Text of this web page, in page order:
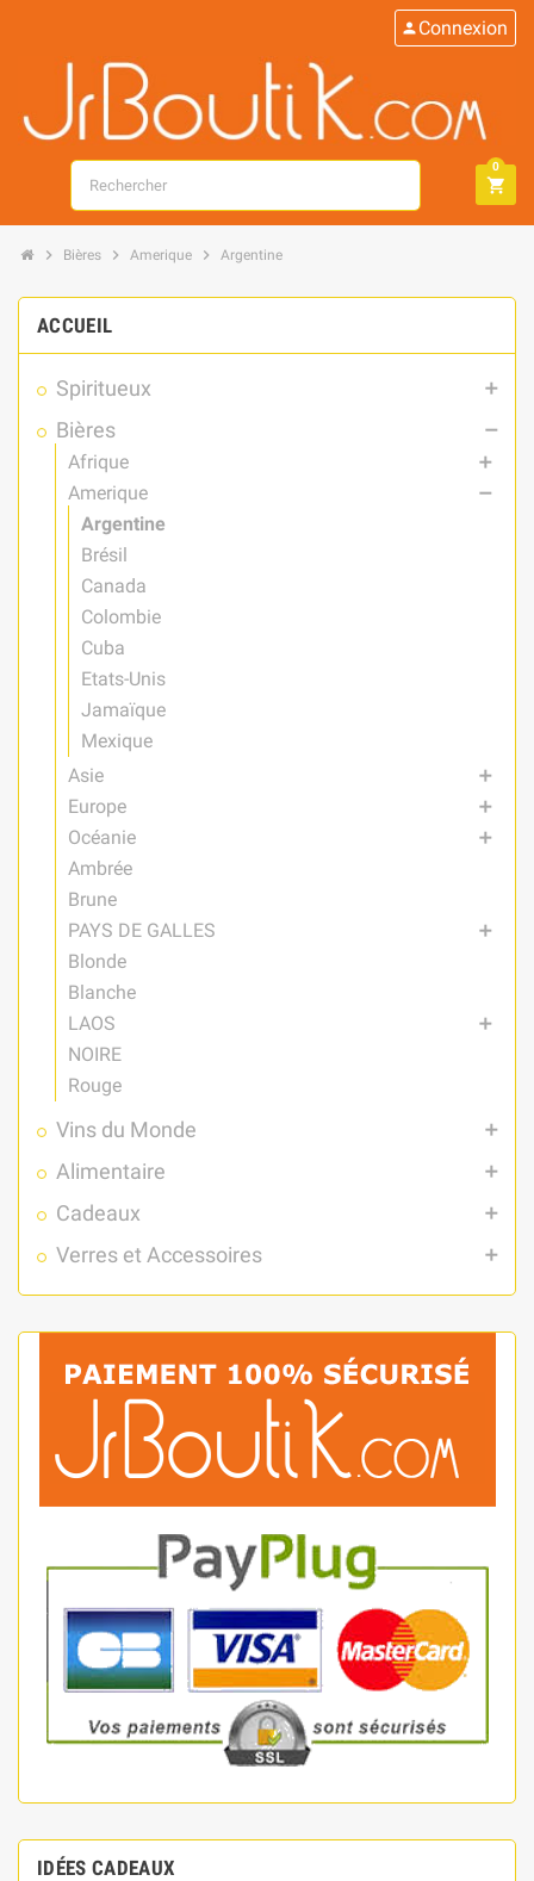
person Connexion
shopping_cart
0
chevron_right Bières chevron_right Amerique chevron_right Argentine
ACCUEIL
Spiritueux add
Bières remove
Afrique add
Amerique remove
Argentine
Brésil
Canada
Colombie
Cuba
Etats-Unis
Jamaïque
Mexique
Asie
add
Europe add
Océanie add
Ambrée
Brune
PAYS DE GALLES
add
Blonde
Blanche
LAOS
add
NOIRE
Rouge
Vins du Monde add
Alimentaire add
Cadeaux add
Verres et Accessoires add
IDÉES CADEAUX